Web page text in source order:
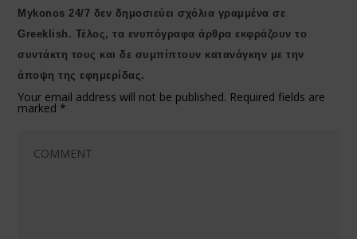
Μykonos 24/7 δεν δημοσιεύει σχόλια γραμμένα σε
Greeklish. Τέλος, τα ενυπόγραφα άρθρα εκφράζουν το
συντάκτη τους και δε συμπίπτουν κατανάγκην με την
άποψη της εφημερίδας.
Your email address will not be published. Required fields are
marked *